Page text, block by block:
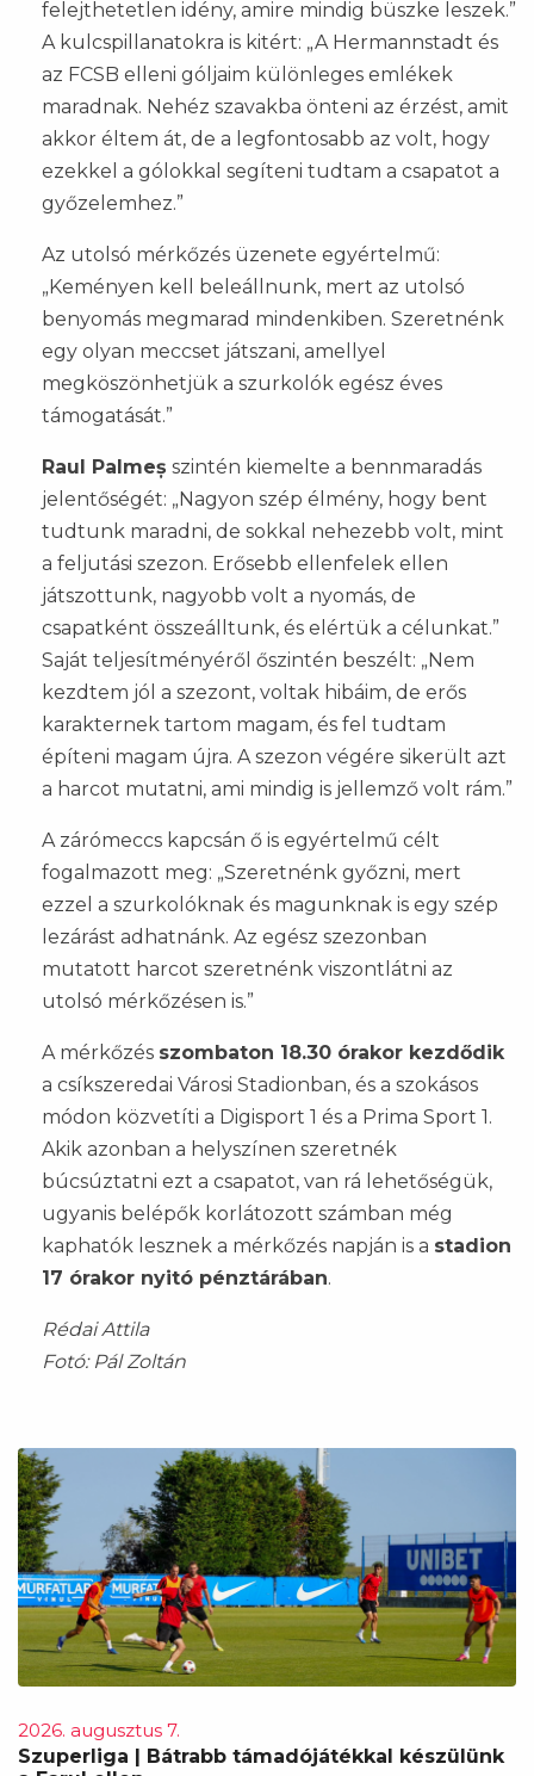
felejthetetlen idény, amire mindig büszke leszek.”
A kulcspillanatokra is kitért: „A Hermannstadt és
az FCSB elleni góljaim különleges emlékek
maradnak. Nehéz szavakba önteni az érzést, amit
akkor éltem át, de a legfontosabb az volt, hogy
ezekkel a gólokkal segíteni tudtam a csapatot a
győzelemhez.”
Az utolsó mérkőzés üzenete egyértelmű:
„Keményen kell beleállnunk, mert az utolsó
benyomás megmarad mindenkiben. Szeretnénk
egy olyan meccset játszani, amellyel
megköszönhetjük a szurkolók egész éves
támogatását.”
Raul Palmeș szintén kiemelte a bennmaradás
jelentőségét: „Nagyon szép élmény, hogy bent
tudtunk maradni, de sokkal nehezebb volt, mint
a feljutási szezon. Erősebb ellenfelek ellen
játszottunk, nagyobb volt a nyomás, de
csapatként összeálltunk, és elértük a célunkat.”
Saját teljesítményéről őszintén beszélt: „Nem
kezdtem jól a szezont, voltak hibáim, de erős
karakternek tartom magam, és fel tudtam
építeni magam újra. A szezon végére sikerült azt
a harcot mutatni, ami mindig is jellemző volt rám.”
A zárómeccs kapcsán ő is egyértelmű célt
fogalmazott meg: „Szeretnénk győzni, mert
ezzel a szurkolóknak és magunknak is egy szép
lezárást adhatnánk. Az egész szezonban
mutatott harcot szeretnénk viszontlátni az
utolsó mérkőzésen is.”
A mérkőzés szombaton 18.30 órakor kezdődik
a csíkszeredai Városi Stadionban, és a szokásos
módon közvetíti a Digisport 1 és a Prima Sport 1.
Akik azonban a helyszínen szeretnék
búcsúztatni ezt a csapatot, van rá lehetőségük,
ugyanis belépők korlátozott számban még
kaphatók lesznek a mérkőzés napján is a stadion
17 órakor nyitó pénztárában.
Rédai Attila
Fotó: Pál Zoltán
2026. augusztus 7.
Szuperliga | Bátrabb támadójátékkal készülünk